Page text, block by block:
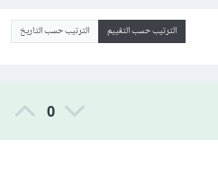
الترتيب حسب التقييم الترتيب حسب التاريخ
0